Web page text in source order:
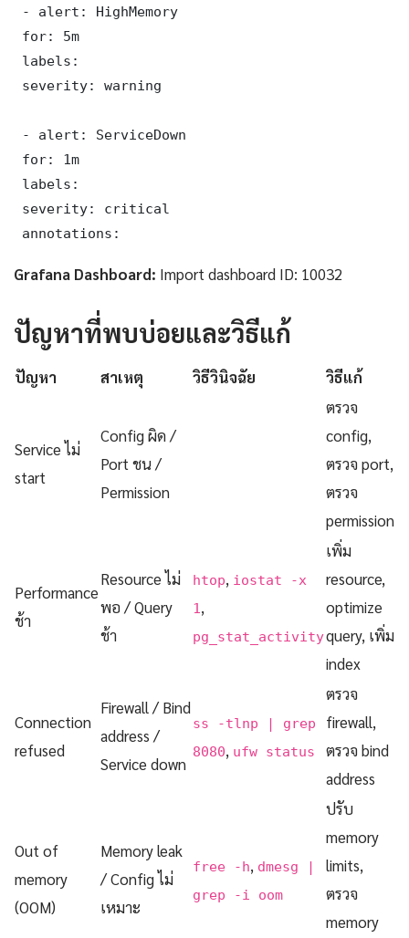
- alert: HighMemory
for: 5m
labels:
severity: warning
- alert: ServiceDown
for: 1m
labels:
severity: critical
annotations:
Grafana Dashboard: Import dashboard ID: 10032
ปัญหาที่พบบ่อยและวิธีแก้
ปัญหา สาเหตุ วิธีวินิจฉัย วิธีแก้
Service ไม่
start
Config ผิด /
Port ชน /
Permission
ตรวจ
config,
ตรวจ port,
ตรวจ
permission
Performance
ช้า
Resource ไม่
พอ / Query
ช้า
htop, iostat -x
1 ,
pg_stat_activity
เพิ่ม
resource,
optimize
query, เพิ่ม
index
Connection
refused
Firewall / Bind
address /
Service down
ss -tlnp | grep
8080, ufw status
ตรวจ
firewall,
ตรวจ bind
address
Out of
memory
(OOM)
Memory leak
/ Config ไม่
เหมาะ
free -h, dmesg |
grep -i oom
ปรับ
memory
limits,
ตรวจ
memory